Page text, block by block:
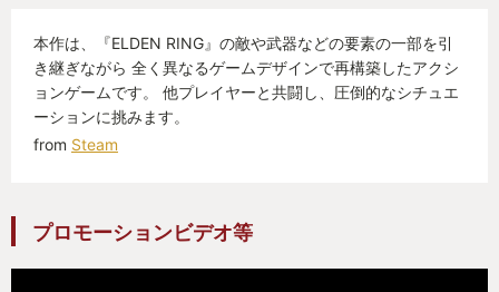
柔軟でよく練られたゲームシステムとして仕上げら
れています。
これまでソウルライクに一切手を出していない人や
人的に嬉しいポイントです
有名だけどなんとなく手を出していなかった、これ
本作は、『ELDEN RING』の敵や武器などの要素の一部を引
き継ぎながら 全く異なるゲームデザインで再構築したアクシ
ョンゲームです。 他プレイヤーと共闘し、圧倒的なシチュエ
ーションに挑みます。
from Steam
プロモーションビデオ等